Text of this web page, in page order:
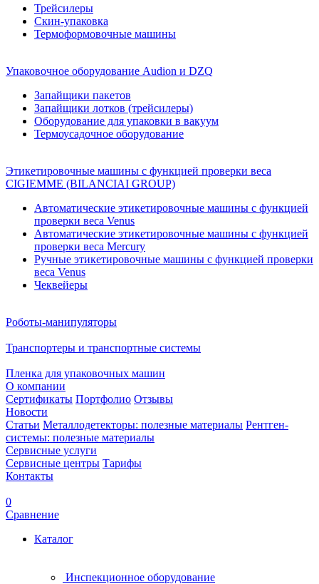
Трейсилеры
Скин-упаковка
Термоформовочные машины
Упаковочное оборудование Audion и DZQ
Запайщики пакетов
Запайщики лотков (трейсилеры)
Оборудование для упаковки в вакуум
Термоусадочное оборудование
Этикетировочные машины с функцией проверки веса
CIGIEMME (BILANCIAI GROUP)
Автоматические этикетировочные машины с функцией
проверки веса Venus
Автоматические этикетировочные машины с функцией
проверки веса Mercury
Ручные этикетировочные машины с функцией проверки
веса Venus
Чеквейеры
Роботы-манипуляторы
Транспортеры и транспортные системы
Пленка для упаковочных машин
О компании
Сертификаты Портфолио Отзывы
Новости
Статьи Металлодетекторы: полезные материалы Рентген-
системы: полезные материалы
Сервисные услуги
Сервисные центры Тарифы
Контакты
0
Сравнение
Каталог
Инспекционное оборудование